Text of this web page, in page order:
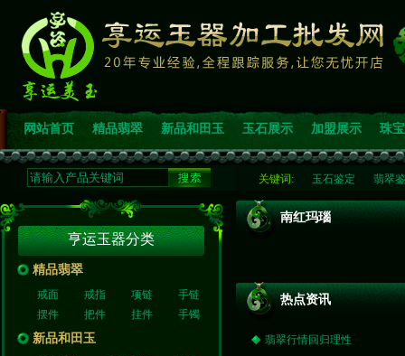
网站首页 精品翡翠 新品和田玉 玉石展示 加盟展示 珠
关键词: 玉石鉴定 翡翠
亨运玉器分类
精品翡翠
戒面 戒指 项链
手链
摆件
把件 挂件 手镯
新品和田玉
南红玛瑙
热点资讯
翡翠行情回归理性